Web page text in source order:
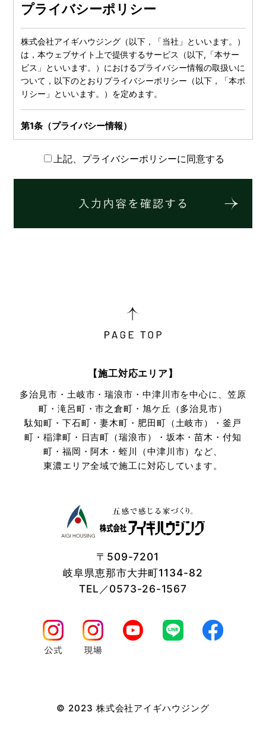
プライバシーポリシー
株式会社アイギハウジング（以下，「当社」といいます。）
は，本ウェブサイト上で提供するサービス（以下,「本サー
ビス」といいます。）におけるプライバシー情報の取扱いに
ついて，以下のとおりプライバシーポリシー（以下，「本ポ
リシー」といいます。）を定めます。
第1条（プライバシー情報）
プライバシー情報のうち「個人情報」とは，個人情報保護法
にいう「個人情報」を指すものとし，生存する個人に関する
情報であって，当該情報に含まれる氏名，生年月日，住所，
きる情報を指します。
第２条（プライバシー情報の収集方法）
所，電話番号，メールアドレス，銀行口座番号，クレジット
とがあります。また，ユーザーと提携先などとの間でなされ
たユーザーの個人情報を含む取引記録や，決済に関する情報
を当社の提携先（情報提供元，広告主，広告配信先などを含
みます。以下，｢提携先｣といいます。）などから収集するこ
とがあります。
当社は，ユーザーについて，利用したサービスやソフトウエ
の各種設定情報なども含みます），IPアドレス，クッキー情
報，位置情報，端末の個体識別情報などの履歴情報および特
性情報を，ユーザーが当社や提携先のサービスを利用しまた
はページを閲覧する際に収集します。
第３条（個人情報を収集・利用する目的）
（1）ユーザーに自分の登録情報の閲覧や修正，利用状況の
閲覧を行っていただくために，氏名，住所，連絡先，支払方
スを利用する場合やユーザーに商品を送付したり必要に応じ
上記、プライバシーポリシーに同意する
【施工対応エリア】
多治見市・土岐市・瑞浪市・中津川市を中心に、笠原
町・滝呂町・市之倉町・旭ケ丘（多治見市）
駄知町・下石町・妻木町・肥田町（土岐市）・釜戸
町・稲津町・日吉町（瑞浪市）・坂本・苗木・付知
町・ 福岡・阿木・蛭川（中津川市）など、
東濃エリア全域で施工に対応しています。
〒509-7201
岐阜県恵那市大井町1134-82
TEL／0573-26-1567
© 2023 株式会社アイギハウジング